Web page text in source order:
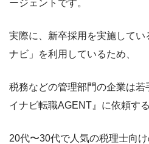
ージェントです。
実際に、新卒採用を実施してい
ナビ」を利用しているため、
税務などの管理部門の企業は
イナビ転職AGENT』に依頼す
20代〜30代で人気の税理士向